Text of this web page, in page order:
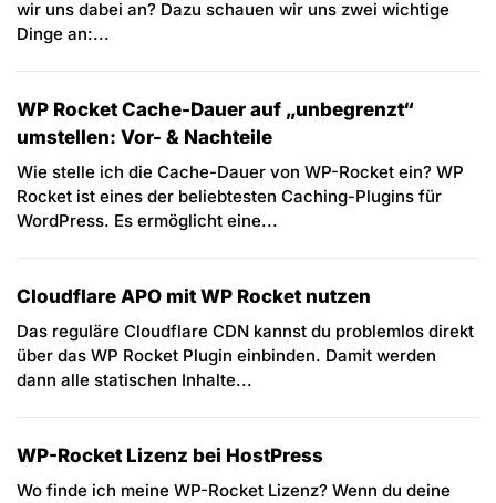
wir uns dabei an? Dazu schauen wir uns zwei wichtige
Dinge an:...
WP Rocket Cache-Dauer auf „unbegrenzt“
umstellen: Vor- & Nachteile
Wie stelle ich die Cache-Dauer von WP-Rocket ein? WP
Rocket ist eines der beliebtesten Caching-Plugins für
WordPress. Es ermöglicht eine...
Cloudflare APO mit WP Rocket nutzen
Das reguläre Cloudflare CDN kannst du problemlos direkt
über das WP Rocket Plugin einbinden. Damit werden
dann alle statischen Inhalte...
WP-Rocket Lizenz bei HostPress
Wo finde ich meine WP-Rocket Lizenz? Wenn du deine